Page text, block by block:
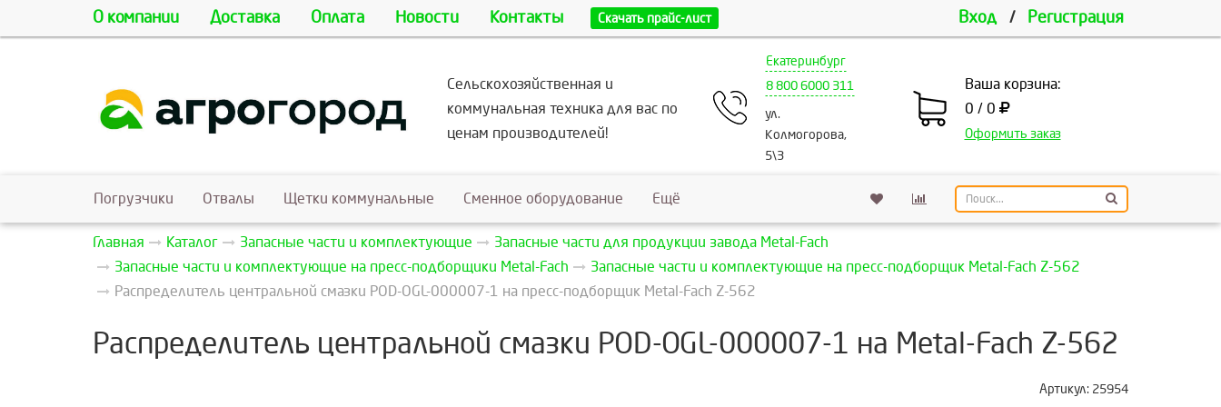
О компании Доставка Оплата Новости Контакты Скачать прайс-лист Вход / Регистрация
Сельскохозяйственная и
коммунальная техника для вас по
ценам производителей!
Екатеринбург
8 800 6000 311
ул.
Колмогорова,
5\3
Ваша корзина:
0 / 0
Оформить заказ
Погрузчики Отвалы Щетки коммунальные Сменное оборудование Ещё
Главная Каталог Запасные части и комплектующие
Запасные части для продукции завода Metal-Fach
Запасные части и комплектующие на пресс-подборщики Metal-Fach
Запасные части и комплектующие на пресс-подборщик Metal-Fach Z-562
Распределитель центральной смазки POD-OGL-000007-1 на пресс-подборщик Metal-Fach Z-562
Распределитель центральной смазки POD-OGL-000007-1 на Metal-Fach Z-562
Артикул: 25954